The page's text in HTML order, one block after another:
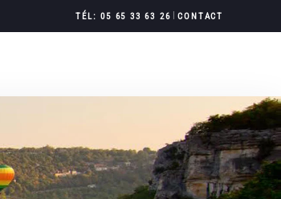
TÉL: 05 65 33 63 26 |CONTACT